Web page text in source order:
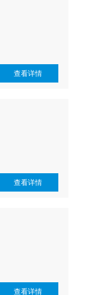
查看详情
查看详情
查看详情